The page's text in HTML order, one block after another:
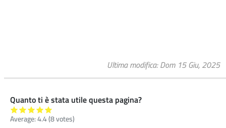
Ultima modifica Dom 15 Giu, 2025
Quanto ti è stata utile questa pagina?
Average:4.4(8votes)